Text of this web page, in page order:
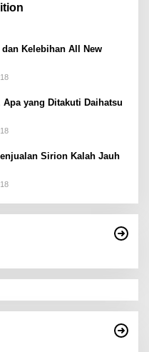
Kelebihan All New
Apa yang Ditakuti Daihatsu
Sirion Kalah Jauh